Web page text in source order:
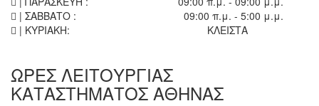
| ΣΑΒΒΑΤΟ :
09:00 π.μ. - 5:00 μ.μ.
| ΚΥΡΙΑΚΗ:
ΚΛΕΙΣΤΑ
ΩΡΕΣ ΛΕΙΤΟΥΡΓΙΑΣ
ΚΑΤΑΣΤΗΜΑΤΟΣ ΑΘΗΝΑΣ